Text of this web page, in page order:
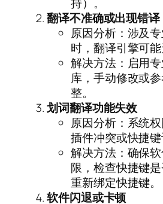
翻译不准确或出现错译
原因分析：涉及
时，翻译引擎可能
解决方法：启用
库，手动修改或
整。
划词翻译功能失效
原因分析：系统
插件冲突或快捷键
解决方法：确保
限，检查快捷键
重新绑定快捷键。
软件闪退或卡顿